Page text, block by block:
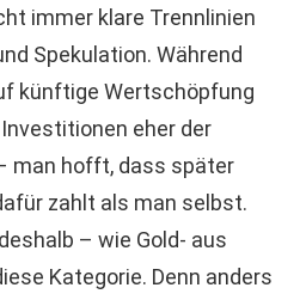
immer klare Trennlinien
Spekulation. Während
künftige Wertschöpfung
eher der
man hofft, dass später
zahlt als man selbst.
– wie Gold- aus
Kategorie. Denn anders